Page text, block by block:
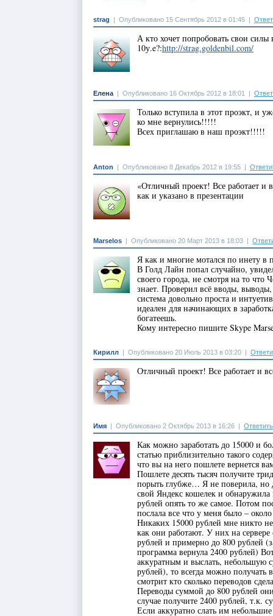
strag | Опубликовано 15 Сентябрь 2012 в 01:45 |
А кто хочет попробовать свои силы
10у.e?:http://strag.goldenbil.com/
Елена | Опубликовано 16 Октябрь 2012 в 18:01 |
Только вступила в этот проэкт, и
ко мне вернулись!!!!!
Всех приглашаю в наш проэкт!!!!!
Anton | Опубликовано 8 Декабрь 2012 в 19:55 |
«Отличный проект! Все работает и
как и указано в презентации
Marselos | Опубликовано 20 Март 2013 в 18:03 |
Я как и многие мотался по инету в
В Голд Лайн попал случайно,
своего города, не смотря на то
знает. Проверил всё вводы,
система довольно проста и
идеален для начинающих в
богатеешь.
Кому интересно пишите Skype
Кирилл | Опубликовано 20 Июль 2013 в 03:20 |
Отличный проект! Все работает и
Имя | Опубликовано 2 Октябрь 2013 в 16:26 | Ответить
Как можно заработать до 15000 и
статью приблизительно такого
что вы на него пошлете вернется
Пошлете десять тысяч получите
порыть глубже… Я не поверила, но
свой Яндекс кошелек и
рублей опять то же самое. Потом
послала все что у меня было –
Никаких 15000 рублей мне никто
как они работают. У них на
рублей и примерно до 800 рублей
программа вернула 2400 рублей)
аккуратным и выслать,
рублей), то всегда можно получать
смотрит кто сколько переводов
Переводы суммой до 800 рублей
случае получите 2400 рублей, т.к.
Если аккуратно слать им